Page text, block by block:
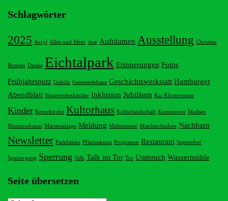
Schlagwörter
2025 Acryl Alles und Meer Aue Aufräumen Ausstellung Christine
Bomsin Danke Eichtalpark Erinnerungen Fotos
Frühjahrsputz Gehölz Gemeindehaus Geschichtswerkstatt Hamburger
Abendblatt Husarendenkmäler Inklusion Jubiläum Kai Klostermann
Kinder Kreuzkirche Kultorhaus Kulturlandschaft Kummerow Madsen
Mammutbaum Marienanlage Meldung Midsommer Mischtechniken Nachbarn
Newsletter Parkbänke Pflanzaktion Programm Restaurant September
Spaziergang Sperrung Talk Talk im Tor Tor Umbruch Wassermühle
Seite übersetzen